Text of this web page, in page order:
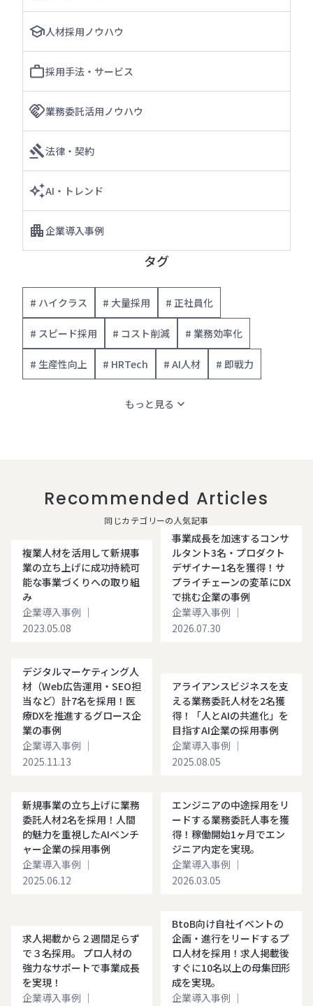
人材採用ノウハウ
採用手法・サービス
業務委託活用ノウハウ
法律・契約
AI・トレンド
企業導入事例
タグ
# ハイクラス # 大量採用 # 正社員化
# スピード採用 # コスト削減 # 業務効率化
# 生産性向上 # HRTech # AI人材 # 即戦力
もっと見る expand_more
Recommended Articles
同じカテゴリーの人気記事
複業人材を活用して新規事
業の立ち上げに成功持続可
能な事業づくりへの取り組
み
企業導入事例 ｜
2023.05.08
事業成長を加速するコンサ
ルタント3名・プロダクト
デザイナー1名を獲得！サ
プライチェーンの変革にDX
で挑む企業の事例
企業導入事例 ｜
2026.07.30
デジタルマーケティング人
材（Web広告運用・SEO担
当など）計7名を採用！医
療DXを推進するグロース企
業の事例
企業導入事例 ｜
2025.11.13
アライアンスビジネスを支
える業務委託人材を2名獲
得！「人とAIの共進化」を
目指すAI企業の採用事例
企業導入事例 ｜
2025.08.05
新規事業の立ち上げに業務
委託人材2名を採用！人間
的魅力を重視したAIベンチ
ャー企業の採用事例
企業導入事例 ｜
2025.06.12
エンジニアの中途採用をリ
ードする業務委託人事を獲
得！稼働開始1ヶ月でエン
ジニア内定を実現。
企業導入事例 ｜
2026.03.05
求人掲載から２週間足らず
で３名採用。 プロ人材の
強力なサポートで事業成長
を実現！
企業導入事例 ｜
BtoB向け自社イベントの
企画・進行をリードするプ
ロ人材を採用！求人掲載後
すぐに10名以上の母集団形
成を実現。
企業導入事例 ｜